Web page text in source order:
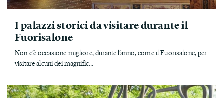
I palazzi storici da visitare durante il
Fuorisalone
Non c’è occasione migliore, durante l’anno, come il Fuorisalone, per
visitare alcuni dei magnific...